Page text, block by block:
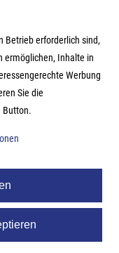
Betrieb erforderlich sind,
ermöglichen, Inhalte in
Werbung
Sie die
Button.